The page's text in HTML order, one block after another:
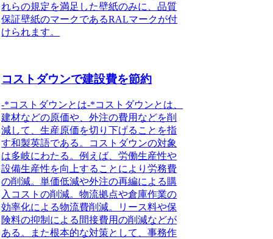
れらの規定を満足した壁紙のみに、品質
保証壁紙のマークであるRALマークが付
けられます。
コストダウンで建設費を節約
-*コストダウンとは-*コストダウンとは、
建材などの原価や、外注の費用などを削
減して、生産原価を切り下げることを指
す和製英語である。コストダウンの対象
は多岐にわたる。例えば、労働生産性や
設備生産性を向上することにより労務費
の削減。単価低減や外注の再編による購
入コストの削減。物流拠点や倉庫作業の
効率化による物流費削減。リース料や保
険料の抑制による間接費用の削減などが
ある。また根本的な対策として、事務作